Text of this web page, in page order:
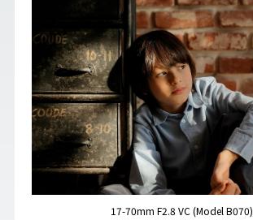
17-70mm F2.8 VC (Model B070)